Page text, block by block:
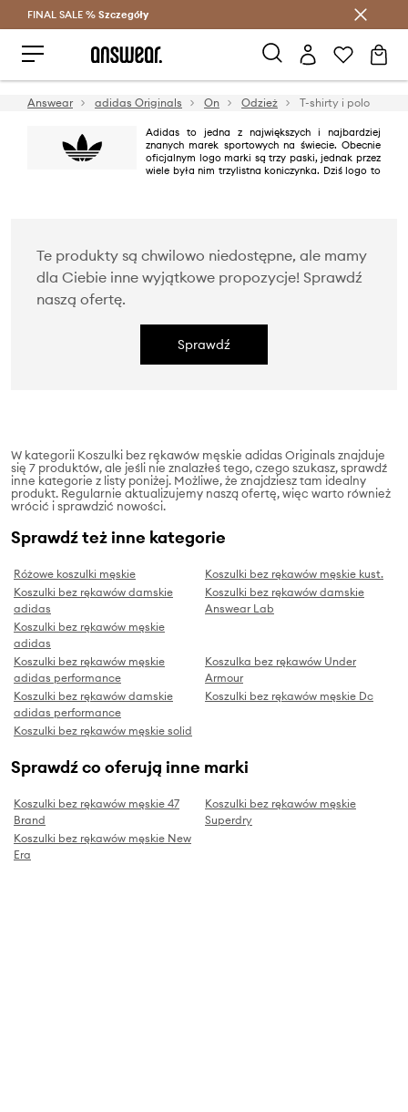
Oszczędzaj z Answear Club >
FINAL SALE % Szczegóły
Answear adidas Originals On Odzież T-shirty i polo
Adidas to jedna z największych i najbardziej
znanych marek sportowych na świecie. Obecnie
oficjalnym logo marki są trzy paski, jednak przez
wiele była nim trzylistna koniczynka. Dziś logo to
Te produkty są chwilowo niedostępne, ale mamy
dla Ciebie inne wyjątkowe propozycje! Sprawdź
naszą ofertę.
Sprawdź
W kategorii Koszulki bez rękawów męskie adidas Originals znajduje
się 7 produktów, ale jeśli nie znalazłeś tego, czego szukasz, sprawdź
inne kategorie z listy poniżej. Możliwe, że znajdziesz tam idealny
produkt. Regularnie aktualizujemy naszą ofertę, więc warto również
wrócić i sprawdzić nowości.
Sprawdź też inne kategorie
Różowe koszulki męskie
Koszulki bez rękawów męskie kust.
Koszulki bez rękawów damskie
adidas
Koszulki bez rękawów damskie
Answear Lab
Koszulki bez rękawów męskie
adidas
Koszulki bez rękawów męskie
adidas performance
Koszulka bez rękawów Under
Armour
Koszulki bez rękawów damskie
adidas performance
Koszulki bez rękawów męskie Dc
Koszulki bez rękawów męskie solid
Sprawdź co oferują inne marki
Koszulki bez rękawów męskie 47
Brand
Koszulki bez rękawów męskie
Superdry
Koszulki bez rękawów męskie New
Era